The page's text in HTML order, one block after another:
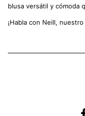
blusa versátil y cómoda
¡Habla con Neill,